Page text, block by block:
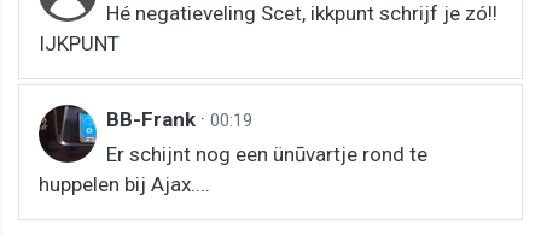
Hé negatieveling Scet, ikkpunt schrijf je zó!!
IJKPUNT
BB-Frank · 00:19
Er schijnt nog een ünūvartje rond te
huppelen bij Ajax....